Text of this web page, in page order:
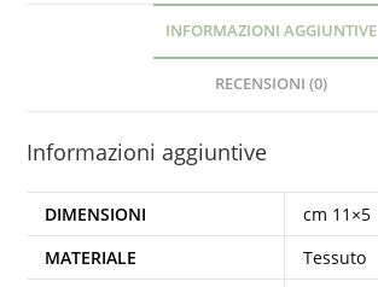
INFORMAZIONI AGGIUNTIVE
RECENSIONI (0)
Informazioni aggiuntive
DIMENSIONI
cm 11×5
MATERIALE
Tessuto